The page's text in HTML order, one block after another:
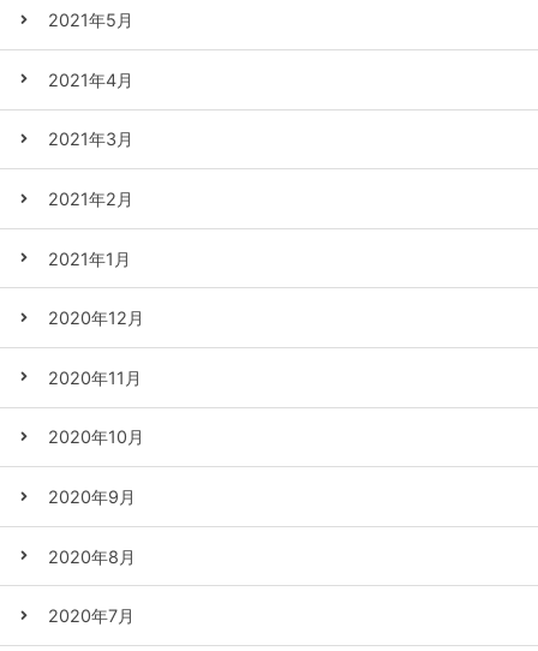
2021年5月
2021年4月
2021年3月
2021年2月
2021年1月
2020年12月
2020年11月
2020年10月
2020年9月
2020年8月
2020年7月